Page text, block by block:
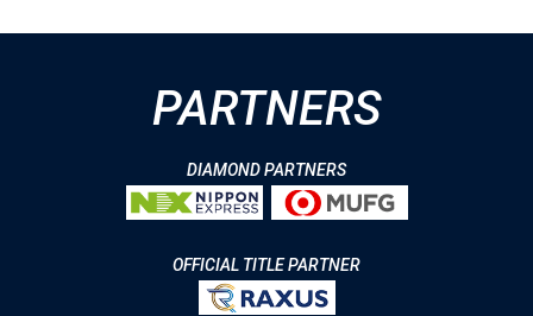
PARTNERS
DIAMOND PARTNERS
OFFICIAL TITLE PARTNER